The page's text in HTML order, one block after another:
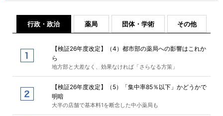
行政・政治 薬局 団体・学術 その他
【検証26年度改定】（4）都市部の薬局への影響はこれか
ら
地方部と大差なく、効果なければ「さらなる方策」
【検証26年度改定】（5）「集中率85％以下」かどうかで
明暗
大半の店舗で基本料1を断念した中小薬局も